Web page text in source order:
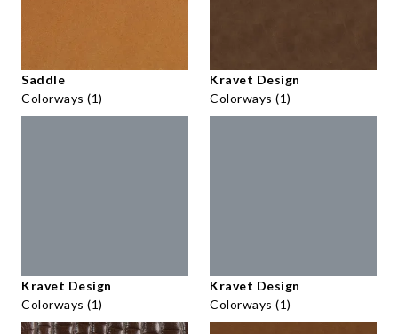
Saddle
Colorways (1)
Kravet Design
Colorways (1)
Kravet Design
Colorways (1)
Kravet Design
Colorways (1)